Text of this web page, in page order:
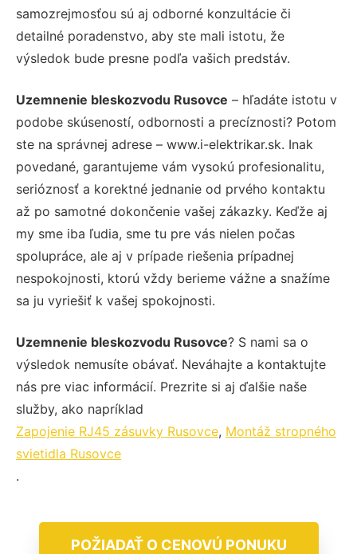
samozrejmosťou sú aj odborné konzultácie či
detailné poradenstvo, aby ste mali istotu, že
výsledok bude presne podľa vašich predstáv.
Uzemnenie bleskozvodu Rusovce – hľadáte istotu v
podobe skúseností, odbornosti a precíznosti? Potom
ste na správnej adrese – www.i-elektrikar.sk. Inak
povedané, garantujeme vám vysokú profesionalitu,
serióznosť a korektné jednanie od prvého kontaktu
až po samotné dokončenie vašej zákazky. Keďže aj
my sme iba ľudia, sme tu pre vás nielen počas
spolupráce, ale aj v prípade riešenia prípadnej
nespokojnosti, ktorú vždy berieme vážne a snažíme
sa ju vyriešiť k vašej spokojnosti.
Uzemnenie bleskozvodu Rusovce? S nami sa o
výsledok nemusíte obávať. Neváhajte a kontaktujte
nás pre viac informácií. Prezrite si aj ďalšie naše
služby, ako napríklad
Zapojenie RJ45 zásuvky Rusovce, Montáž stropného
svietidla Rusovce
.
POŽIADAŤ O CENOVÚ PONUKU